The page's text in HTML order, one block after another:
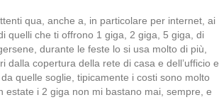
qua, anche a, in particolare per internet, ai
quelli che ti offrono 1 giga, 2 giga, 5 giga, di
durante le feste lo si usa molto di più,
dalla copertura della rete di casa e dell’ufficio e
quelle soglie, tipicamente i costi sono molto
i 2 giga non mi bastano mai, sempre, e